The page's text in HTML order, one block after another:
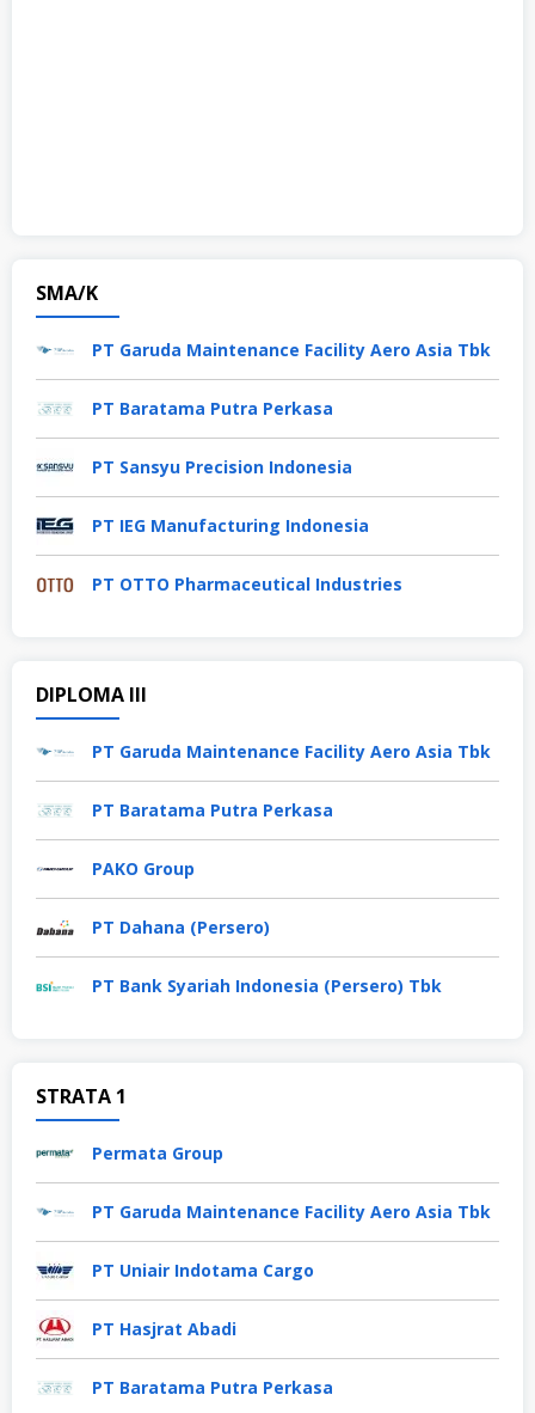
SMA/K
PT Garuda Maintenance Facility Aero Asia Tbk
PT Baratama Putra Perkasa
PT Sansyu Precision Indonesia
PT IEG Manufacturing Indonesia
PT OTTO Pharmaceutical Industries
DIPLOMA III
PT Garuda Maintenance Facility Aero Asia Tbk
PT Baratama Putra Perkasa
PAKO Group
PT Dahana (Persero)
PT Bank Syariah Indonesia (Persero) Tbk
STRATA 1
Permata Group
PT Garuda Maintenance Facility Aero Asia Tbk
PT Uniair Indotama Cargo
PT Hasjrat Abadi
PT Baratama Putra Perkasa